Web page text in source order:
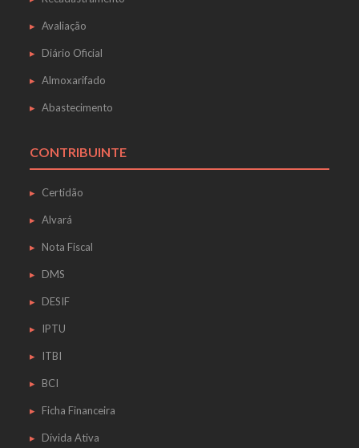
Avaliação
Diário Oficial
Almoxarifado
Abastecimento
CONTRIBUINTE
Certidão
Alvará
Nota Fiscal
DMS
DESIF
IPTU
ITBI
BCI
Ficha Financeira
Dívida Ativa